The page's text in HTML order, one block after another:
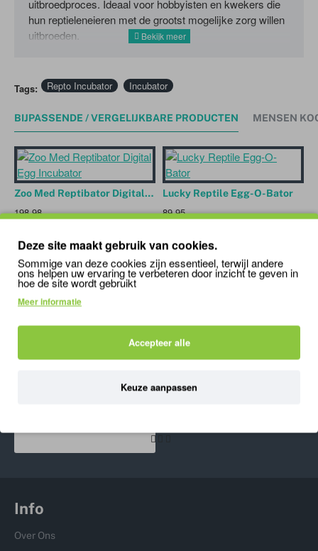
uitbroedproces. Ideaal voor hobbyisten en kwekers die
hun reptieleneieren met de grootst mogelijke zorg willen
uitbroeden.
Tags: Repto Incubator Incubator
BIJPASSENDE / VERGELIJKBARE PRODUCTEN MENSEN
Zoo Med Reptibator Digital Egg Incubator
198,98
Lucky Reptile Egg-O-Bator
89,95
'); mywindow.document.close(); mywindow.focus();
setTimeout(function () { mywindow.print(); mywindow.close(); }, 500);
ONLANGS BEKEKEN
Info
Over Ons
Deze site maakt gebruik van cookies.
Sommige van deze cookies zijn essentieel, terwijl andere
ons helpen uw ervaring te verbeteren door inzicht te geven in
hoe de site wordt gebruikt
Meer informatie
Accepteer alle
Keuze aanpassen